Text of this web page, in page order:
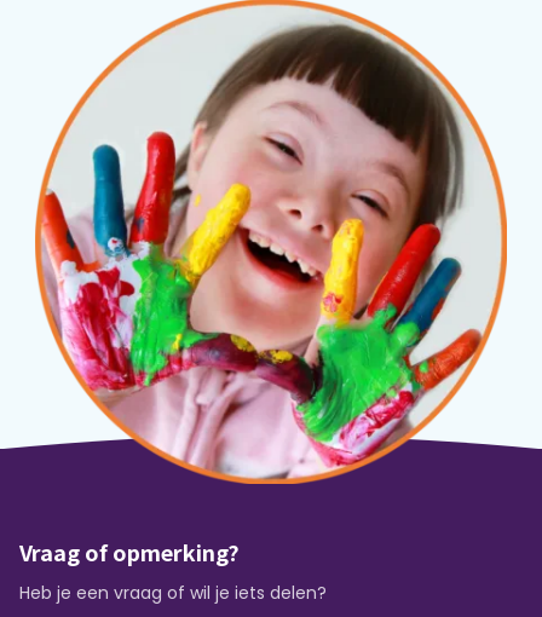
Vraag of opmerking?
Heb je een vraag of wil je iets delen?